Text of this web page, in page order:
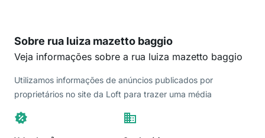
Sobre rua luiza mazetto baggio
Veja informações sobre a rua luiza mazetto baggio
Utilizamos informações de anúncios publicados por
proprietários no site da Loft para trazer uma média